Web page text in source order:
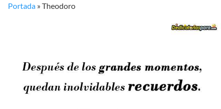
Portada »Theodoro